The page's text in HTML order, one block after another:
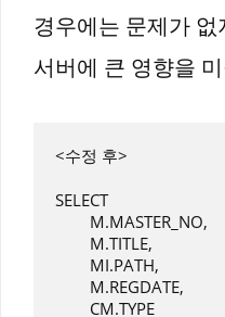
경우에는 문제가
서버에 큰 영향을
<수정 후>
SELECT